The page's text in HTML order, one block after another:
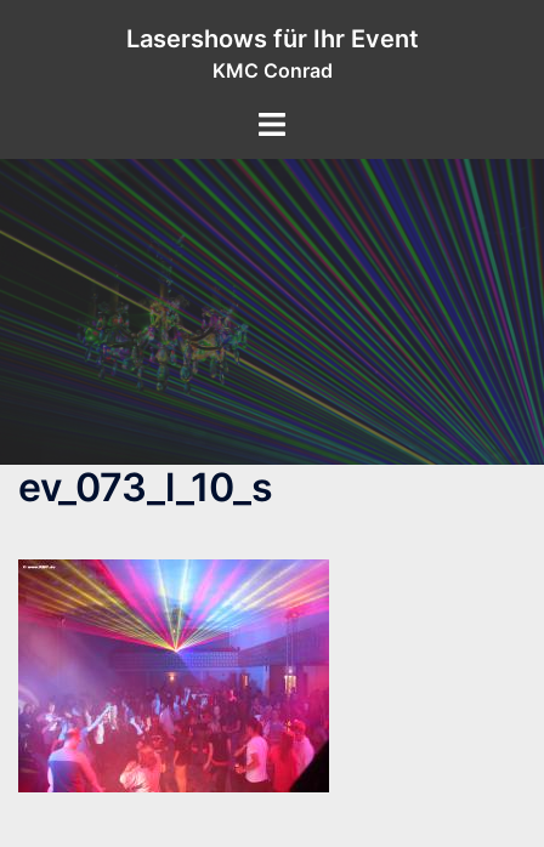
Lasershows für Ihr Event
KMC Conrad
ev_073_l_10_s